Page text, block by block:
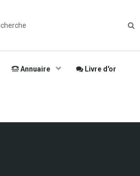
Annuaire Livre d'or